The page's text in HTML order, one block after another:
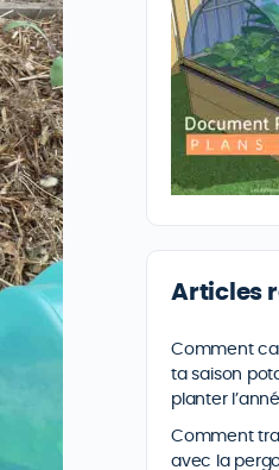
Articles
Comment
ta saison
planter
Comment
avec la